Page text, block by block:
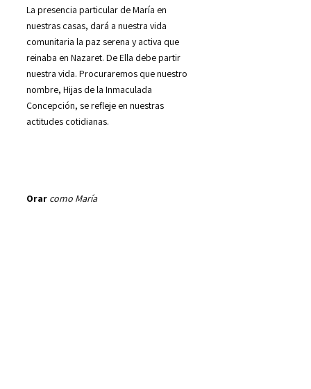
La presencia particular de María en
nuestras casas, dará a nuestra vida
comunitaria la paz serena y activa que
reinaba en Nazaret. De Ella debe partir
nuestra vida. Procuraremos que nuestro
nombre, Hijas de la Inmaculada
Concepción, se refleje en nuestras
actitudes cotidianas.
Orar como María